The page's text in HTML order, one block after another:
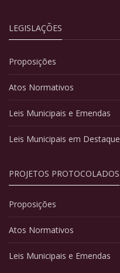
LEGISLAÇÕES
Proposições
Atos Normativos
Leis Municipais e Emendas
Leis Municipais em Destaque
PROJETOS PROTOCOLADOS
Proposições
Atos Normativos
Leis Municipais e Emendas